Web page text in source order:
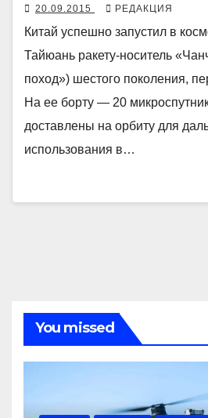
20.09.2015 РЕДАКЦИЯ
Китай успешно запустил в
Тайюань ракету-носитель
поход») шестого поколения,
На ее борту — 20
доставлены на орбиту для
использования в…
You missed